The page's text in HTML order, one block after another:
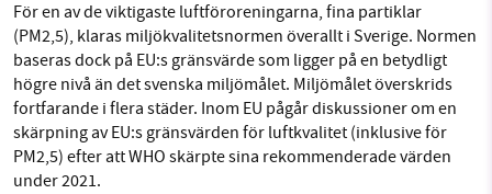
För en av de viktigaste luftföroreningarna, fina partiklar
(PM2,5), klaras miljökvalitetsnormen överallt i Sverige. Normen
baseras dock på EU:s gränsvärde som ligger på en betydligt
högre nivå än det svenska miljömålet. Miljömålet överskrids
fortfarande i flera städer. Inom EU pågår diskussioner om en
skärpning av EU:s gränsvärden för luftkvalitet (inklusive för
PM2,5) efter att WHO skärpte sina rekommenderade värden
under 2021.